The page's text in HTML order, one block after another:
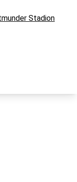
Stadion